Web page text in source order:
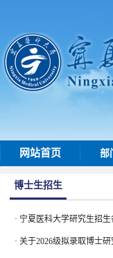
网站首页 部
博士生招生
· 宁夏医科大学研究生招
· 关于2026级拟录取博士